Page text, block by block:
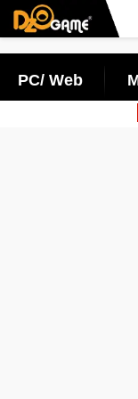
PC/ Web
Mùa 2 khép lại với